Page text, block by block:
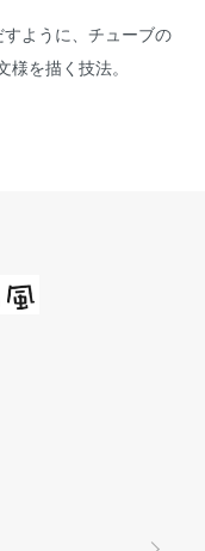
ように、チューブの
を描く技法。